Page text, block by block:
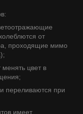
от
проходящие мимо
цвет в
переливаются при
имеет